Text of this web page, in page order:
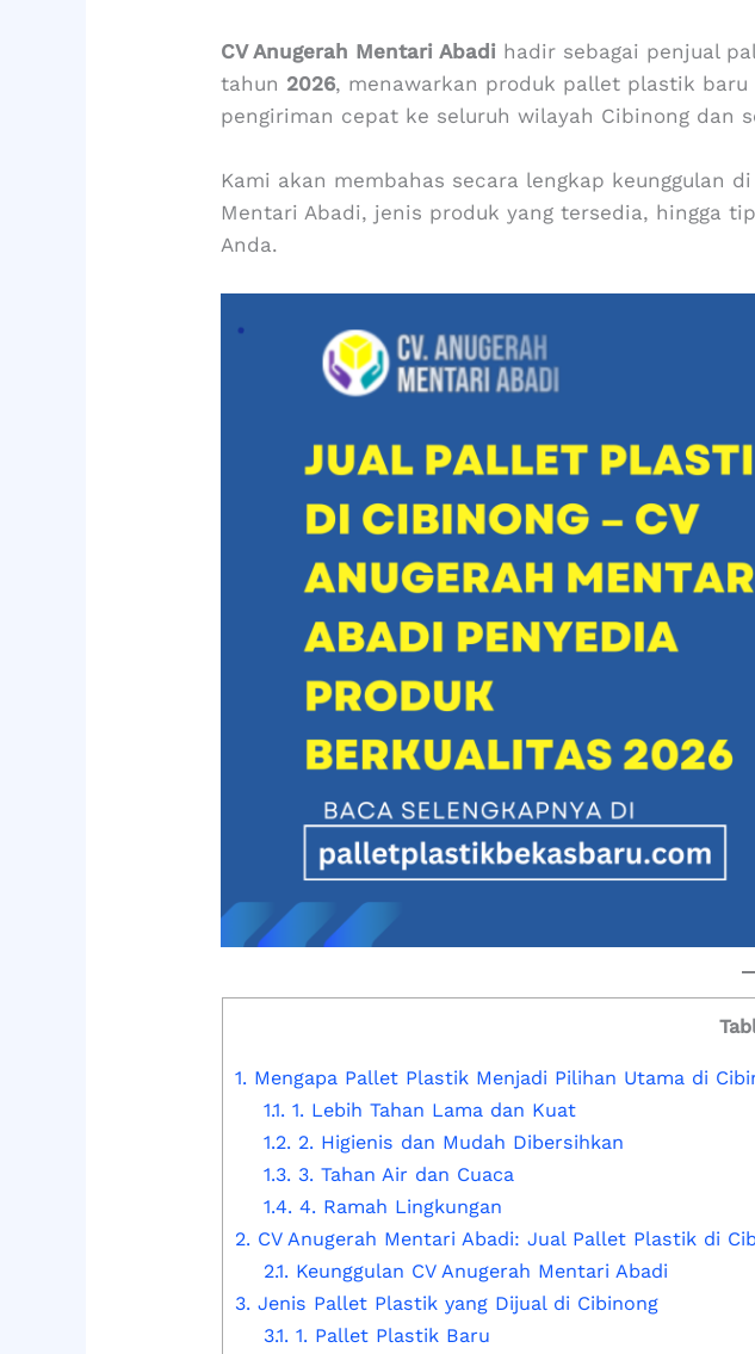
CV Anugerah Mentari Abadi hadir sebagai penjual
tahun 2026, menawarkan produk pallet plastik
pengiriman cepat ke seluruh wilayah Cibinong dan
Kami akan membahas secara lengkap keunggulan
Mentari Abadi, jenis produk yang tersedia, hingga
Anda.
1. Mengapa Pallet Plastik Menjadi Pilihan Utama di
1.1. 1. Lebih Tahan Lama dan Kuat
1.2. 2. Higienis dan Mudah Dibersihkan
1.3. 3. Tahan Air dan Cuaca
1.4. 4. Ramah Lingkungan
2. CV Anugerah Mentari Abadi: Jual Pallet Plastik di
2.1. Keunggulan CV Anugerah Mentari Abadi
3. Jenis Pallet Plastik yang Dijual di Cibinong
3.1. 1. Pallet Plastik Baru